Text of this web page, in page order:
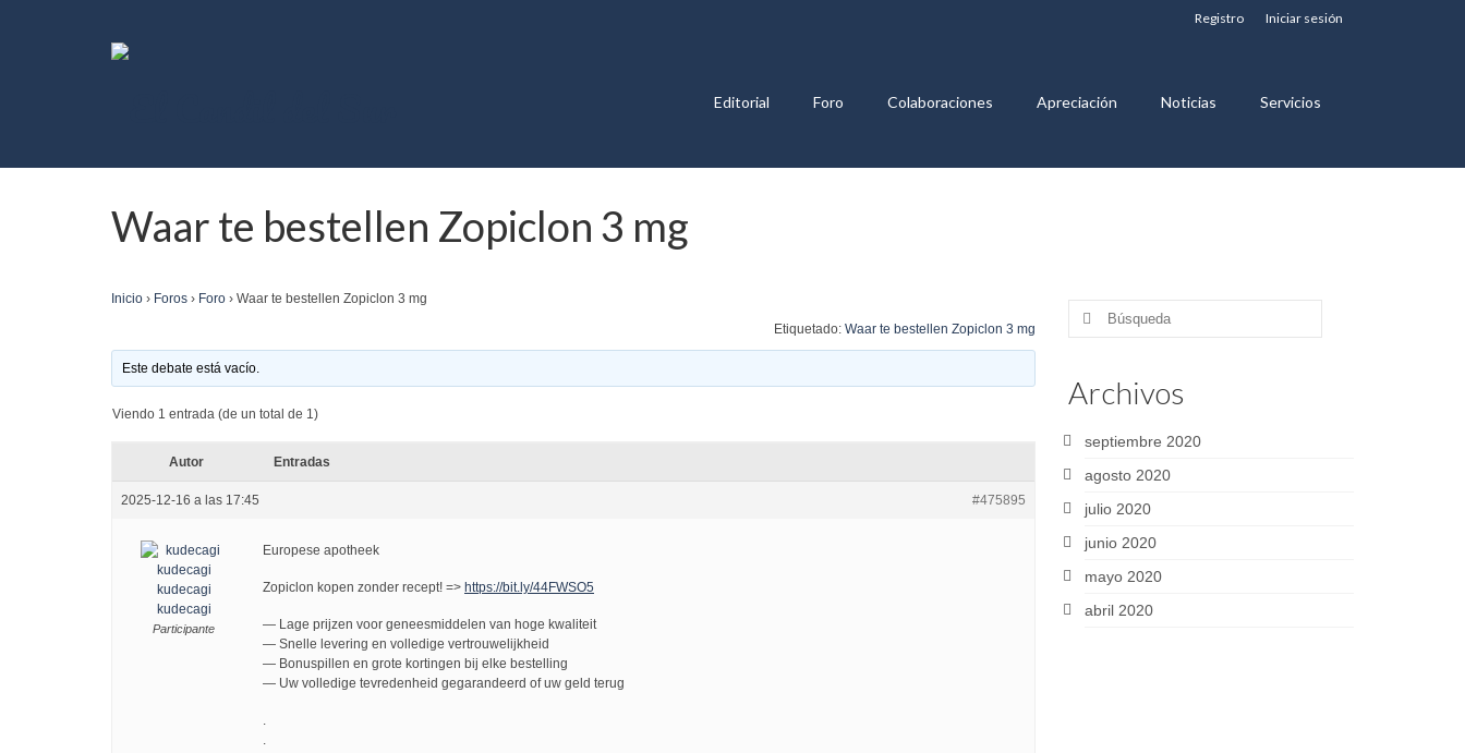
Registro Iniciar sesión
Editorial Foro Colaboraciones Apreciación Noticias Servicios
Waar te bestellen Zopiclon 3 mg
Inicio › Foros › Foro › Waar te bestellen Zopiclon 3 mg
Etiquetado: Waar te bestellen Zopiclon 3 mg
Este debate está vacío.
Viendo 1 entrada (de un total de 1)
Autor Entradas
2025-12-16 a las 17:45 #475895
kudecagi
kudecagi
Participante
Europese apotheek
Zopiclon kopen zonder recept! => https://bit.ly/44FWSO5
— Lage prijzen voor geneesmiddelen van hoge kwaliteit
— Snelle levering en volledige vertrouwelijkheid
— Bonuspillen en grote kortingen bij elke bestelling
— Uw volledige tevredenheid gegarandeerd of uw geld terug
.
.
Buscar
Archivos
septiembre 2020
agosto 2020
julio 2020
junio 2020
mayo 2020
abril 2020